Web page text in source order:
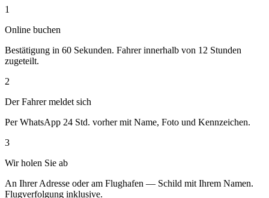
1
Online buchen
Bestätigung in 60 Sekunden. Fahrer innerhalb von 12 Stunden
zugeteilt.
2
Der Fahrer meldet sich
Per WhatsApp 24 Std. vorher mit Name, Foto und Kennzeichen.
3
Wir holen Sie ab
An Ihrer Adresse oder am Flughafen — Schild mit Ihrem Namen.
Flugverfolgung inklusive.